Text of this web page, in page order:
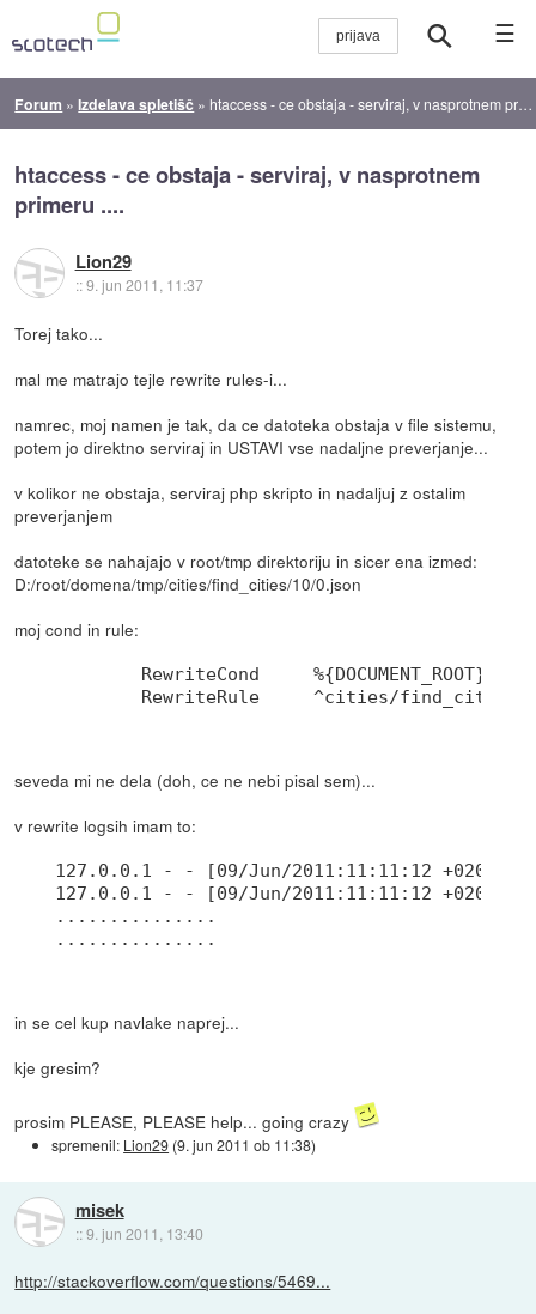
☰
Forum »Izdelava spletišč » htaccess - ce obstaja - serviraj, v nasprotnem primeru ....
htaccess - ce obstaja - serviraj, v nasprotnem
primeru ....
Lion29
::9. jun 2011, 11:37
Torej tako...
mal me matrajo tejle rewrite rules-i...
namrec, moj namen je tak, da ce datoteka obstaja v file sistemu,
potem jo direktno serviraj in USTAVI vse nadaljne preverjanje...
v kolikor ne obstaja, serviraj php skripto in nadaljuj z ostalim
preverjanjem
datoteke se nahajajo v root/tmp direktoriju in sicer ena izmed:
D:/root/domena/tmp/cities/find_cities/10/0.json
moj cond in rule:
seveda mi ne dela (doh, ce ne nebi pisal sem)...
v rewrite logsih imam to:
127.0.0.1 - - [09/Jun/2011:11:11:12
127.0.0.1 - - [09/Jun/2011:11:11:12
...............
in se cel kup navlake naprej...
kje gresim?
prosim PLEASE, PLEASE help... going crazy
spremenil: Lion29 (9. jun 2011 ob 11:38)
misek
::9. jun 2011, 13:40
http://stackoverflow.com/questions/5469...